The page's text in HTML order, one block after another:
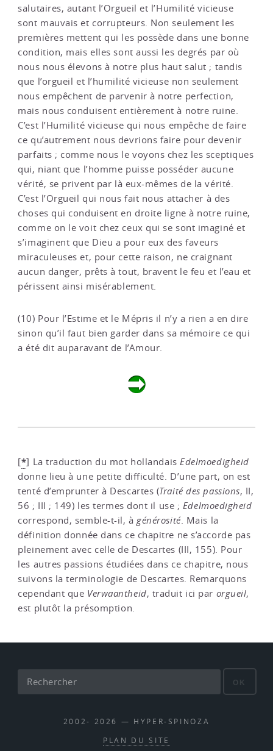
salutaires, autant l’Orgueil et l’Humilité vicieuse
sont mauvais et corrupteurs. Non seulement les
premières mettent qui les possède dans une bonne
condition, mais elles sont aussi les degrés par où
nous nous élevons à notre plus haut salut ; tandis
que l’orgueil et l’humilité vicieuse non seulement
nous empêchent de parvenir à notre perfection,
mais nous conduisent entièrement à notre ruine.
C’est l’Humilité vicieuse qui nous empêche de faire
ce qu’autrement nous devrions faire pour devenir
parfaits ; comme nous le voyons chez les sceptiques
qui, niant que l’homme puisse posséder aucune
vérité, se privent par là eux-mêmes de la vérité.
C’est l’Orgueil qui nous fait nous attacher à des
choses qui conduisent en droite ligne à notre ruine,
comme on le voit chez ceux qui se sont imaginé et
s’imaginent que Dieu a pour eux des faveurs
miraculeuses et, pour cette raison, ne craignant
aucun danger, prêts à tout, bravent le feu et l’eau et
périssent ainsi misérablement.
(10) Pour l’Estime et le Mépris il n’y a rien a en dire
sinon qu’il faut bien garder dans sa mémoire ce qui
a été dit auparavant de l’Amour.
[*] La traduction du mot hollandaisEdelmoedigheid
donne lieu à une petite difficulté. D’une part, on est
tenté d’emprunter à Descartes (Traité des passions, II,
56 ; III ; 149) les termes dont il use ; Edelmoedigheid
correspond, semble-t-il, àgénérosité. Mais la
définition donnée dans ce chapitre ne s’accorde pas
pleinement avec celle de Descartes (III, 155). Pour
les autres passions étudiées dans ce chapitre, nous
suivons la terminologie de Descartes. Remarquons
cependant que Verwaantheid, traduit ici par orgueil,
est plutôt la présomption.
OK
2002- 2026 — HYPER-SPINOZA
PLAN DU SITE